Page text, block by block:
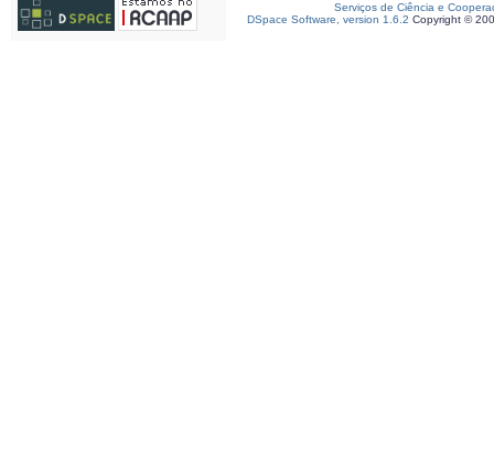
Serviços de Ciência e
DSpace Software, version 1.6.2 Copyright ©